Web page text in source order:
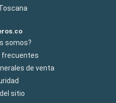
somos?
frecuentes
de venta
sitio